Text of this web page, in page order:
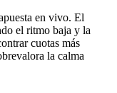
en vivo. El
el ritmo baja y la
cuotas más
la calma